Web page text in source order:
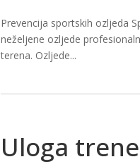
Prevencija sportskih ozljeda
neželjene ozljede
terena. Ozljede...
Uloga